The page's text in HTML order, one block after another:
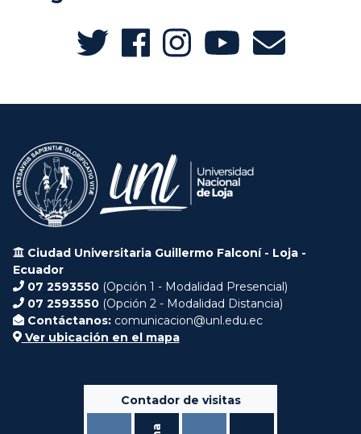
Ciudad Universitaria Guillermo Falconí - Loja -
Ecuador
07 2593550 (Opción 1 - Modalidad Presencial)
07 2593550 (Opción 2 - Modalidad Distancia)
Contáctanos: comunicacion@unl.edu.ec
Ver ubicación en el mapa
Contador de visitas